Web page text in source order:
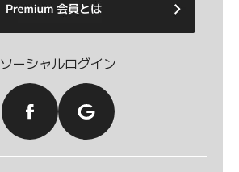
ソーシャルログイン